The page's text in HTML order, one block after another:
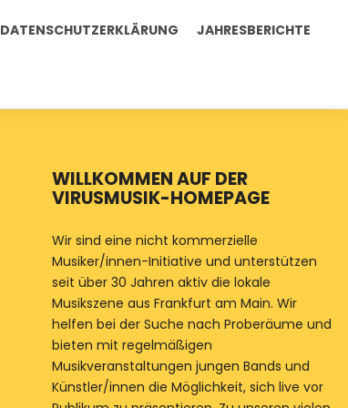
DATENSCHUTZERKLÄRUNG JAHRESBERICHTE
WILLKOMMEN AUF DER
VIRUSMUSIK-HOMEPAGE
Wir sind eine nicht kommerzielle
Musiker/innen-Initiative und unterstützen
seit über 30 Jahren aktiv die lokale
Musikszene aus Frankfurt am Main. Wir
helfen bei der Suche nach Proberäume und
bieten mit regelmäßigen
Musikveranstaltungen jungen Bands und
Künstler/innen die Möglichkeit, sich live vor